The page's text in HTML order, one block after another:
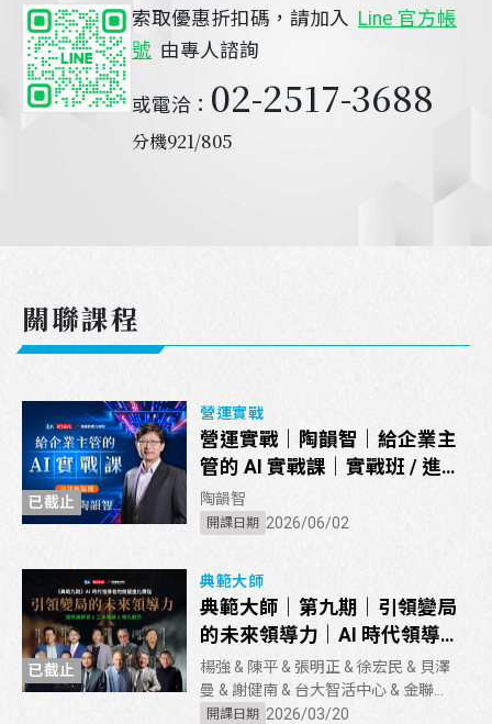
索取優惠折扣碼，請加入 Line 官方帳
號 由專人諮詢
或電洽： 02-2517-3688
分機921/805
關聯課程
已截止
營運實戰
營運實戰｜陶韻智｜給企業主
管的 AI 實戰課｜實戰班 / 進
階班
陶韻智
開課日期 2026/06/02
已截止
典範大師
典範大師｜第九期｜引領變局
的未來領導力｜AI 時代領導
者的關鍵進化課程
楊強 & 陳平 & 張明正 & 徐宏民 & 貝澤
曼 & 謝健南 & 台大智活中心 & 金聯舫
& 黃效文 & 嚴長壽 & 陳俊聖 & 陳永儀
開課日期 2026/03/20